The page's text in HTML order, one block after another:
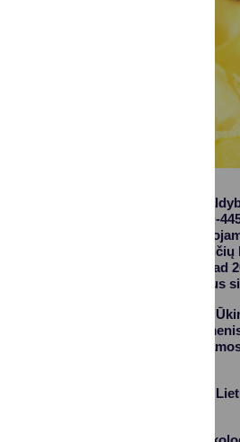
Druskininkų
5 d. įsakymu Nr. 3D-
teikimo bičių
Paramos teikimo
bitininkų dėmesį, kad
invertuotojo cukraus
1. Nustatyta tvarka
bičių šeimų).
prieš teikdami
2. Yra įsiregistravę